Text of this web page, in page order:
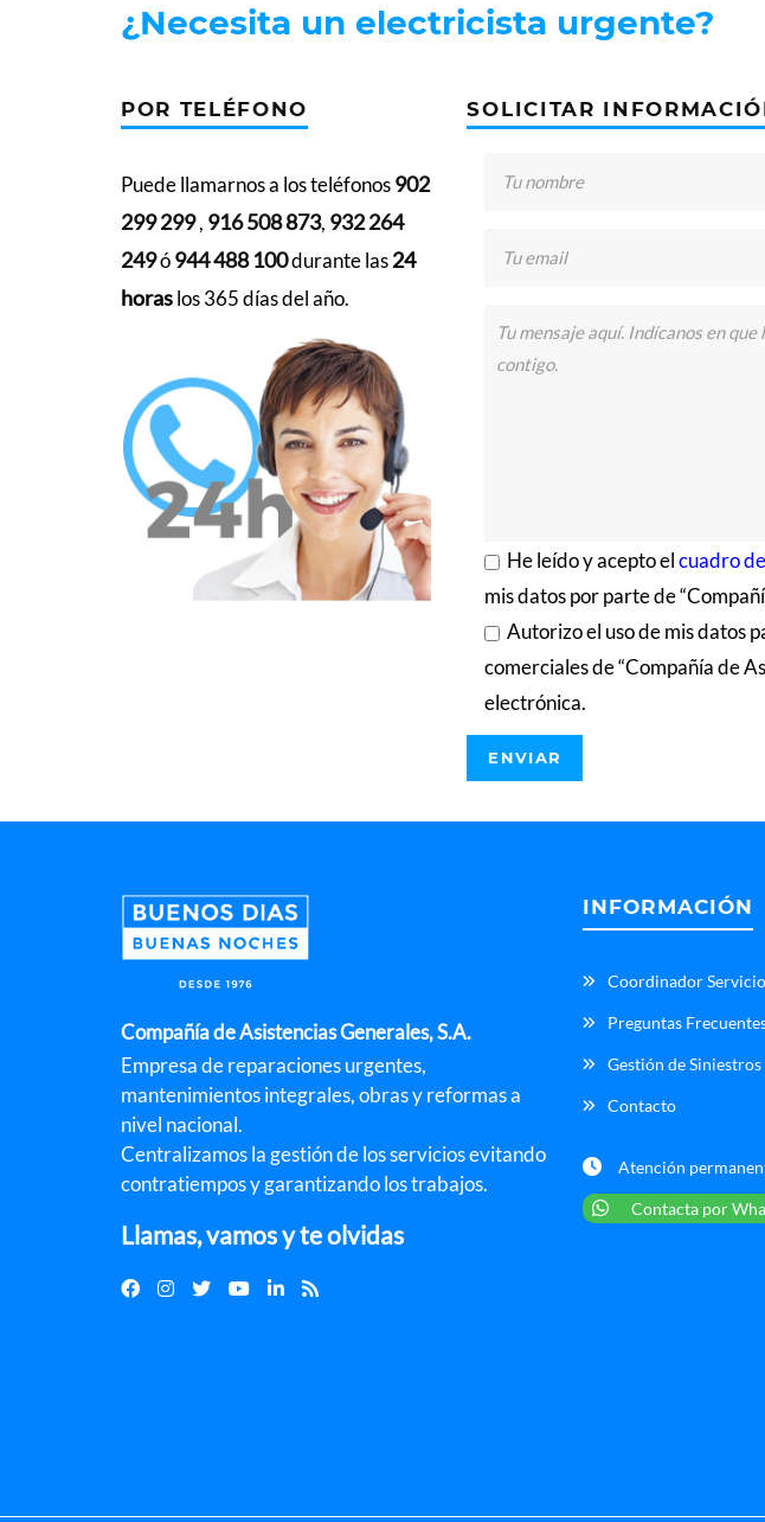
¿Necesita un electricista urgente?
POR TELÉFONO
Puede llamarnos a los teléfonos902
299 299, 916 508 873, 932 264
249ó944 488 100durante las24
horaslos 365 días del año.
SOLICITAR
He leído y acepto elcuadro
mis datos por parte de
Autorizo el uso de mis datos
comerciales de “Compañía de
electrónica.
Compañía de Asistencias Generales, S.A.
Empresa de reparaciones urgentes,
mantenimientos integrales, obras y reformas a
nivel nacional.
Centralizamos la gestión de los servicios evitando
contratiempos y garantizando los trabajos.
Llamas, vamos y te olvidas
INFORMACIÓN
Coordinador
Preguntas
Gestión de Siniestros
Contacto
Atención
Contacta por